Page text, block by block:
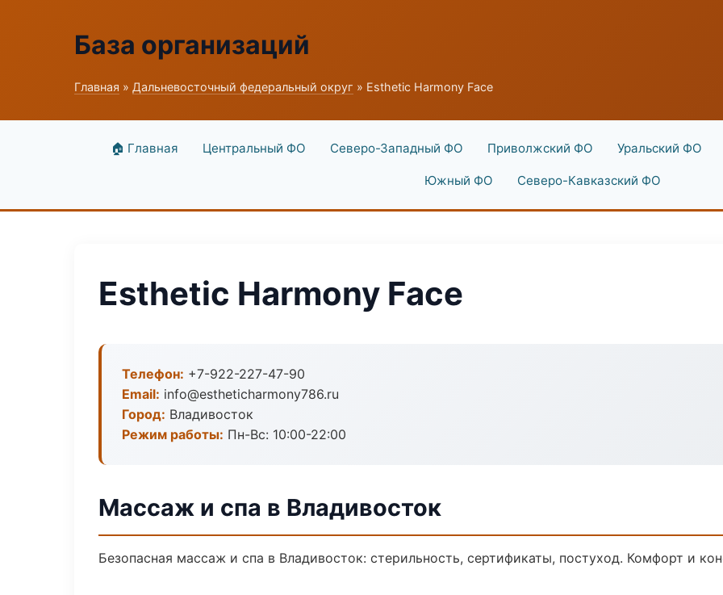
База организаций
Главная » Дальневосточный федеральный округ » Esthetic Harmony Face
🏠 Главная Центральный ФО Северо-Западный ФО Приволжский ФО Уральский ФО
Южный ФО Северо-Кавказский ФО
Esthetic Harmony Face
Телефон: +7-922-227-47-90
Email: info@estheticharmony786.ru
Город: Владивосток
Режим работы: Пн-Вс: 10:00-22:00
Массаж и спа в Владивосток
Безопасная массаж и спа в Владивосток: стерильность, сертификаты, постуход. Комфорт и